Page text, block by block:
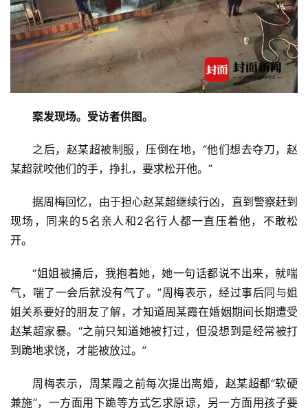
费
生
活
技
专
汽
车
·
新
能
登录
案发现场。受访者供图。
之后，赵某超被制服，压倒在地，“他们想去夺刀，赵
某超就咬他们的手，挣扎，要求松开他。”
据周梅回忆，由于担心赵某超继续行凶，直到警察赶到
现场，同来的5名亲人和2名行人都一直压着他，不敢松
开。
“姐姐被捅后，我抱着她，她一句话都说不出来，就喘
气，喘了一会后就没有气了。”周梅表示，经过事后同与姐
姐关系要好的朋友了解，才知道周某霞在婚姻期间长期遭受
赵某超家暴。“之前只知道她被打过，但没想到是经常被打
到跪地求饶，才能被放过。”
周梅表示，周某霞之前每次提出离婚，赵某超都“软硬
兼施”，一方面用下跪等方式乞求原谅，另一方面用孩子要